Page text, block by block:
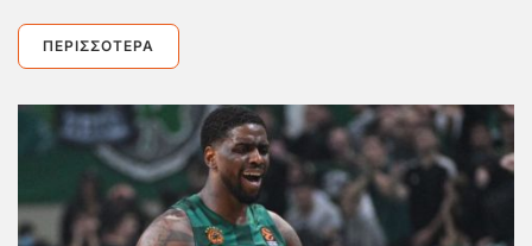
ΠΕΡΙΣΣΌΤΕΡΑ